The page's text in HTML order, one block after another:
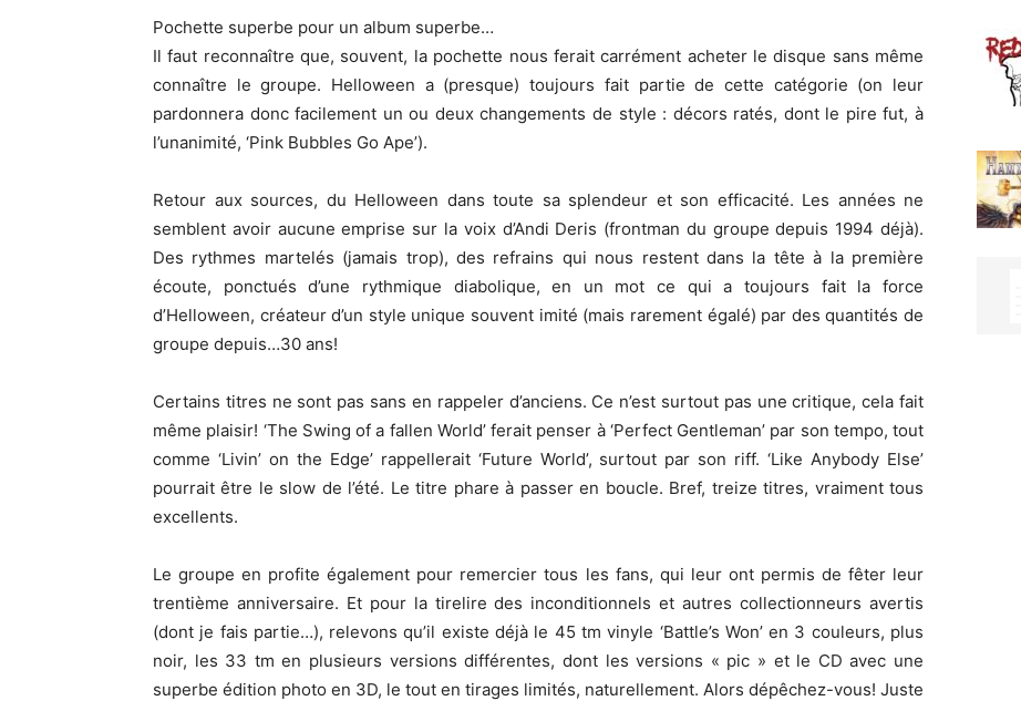
Pochette superbe pour un album superbe…
Il faut reconnaître que, souvent, la pochette nous ferait carrément acheter le disque sans même
connaître le groupe. Helloween a (presque) toujours fait partie de cette catégorie (on leur
pardonnera donc facilement un ou deux changements de style : décors ratés, dont le pire fut, à
l’unanimité, ‘Pink Bubbles Go Ape’).
Retour aux sources, du Helloween dans toute sa splendeur et son efficacité. Les années ne
semblent avoir aucune emprise sur la voix d’Andi Deris (frontman du groupe depuis 1994 déjà).
Des rythmes martelés (jamais trop), des refrains qui nous restent dans la tête à la première
écoute, ponctués d’une rythmique diabolique, en un mot ce qui a toujours fait la force
d’Helloween, créateur d’un style unique souvent imité (mais rarement égalé) par des quantités de
groupe depuis…30 ans!
Certains titres ne sont pas sans en rappeler d’anciens. Ce n’est surtout pas une critique, cela fait
même plaisir! ‘The Swing of a fallen World’ ferait penser à ‘Perfect Gentleman’ par son tempo, tout
comme ‘Livin’ on the Edge’ rappellerait ‘Future World’, surtout par son riff. ‘Like Anybody Else’
pourrait être le slow de l’été. Le titre phare à passer en boucle. Bref, treize titres, vraiment tous
excellents.
Le groupe en profite également pour remercier tous les fans, qui leur ont permis de fêter leur
trentième anniversaire. Et pour la tirelire des inconditionnels et autres collectionneurs avertis
(dont je fais partie…), relevons qu’il existe déjà le 45 tm vinyle ‘Battle’s Won’ en 3 couleurs, plus
noir, les 33 tm en plusieurs versions différentes, dont les versions « pic » et le CD avec une
superbe édition photo en 3D, le tout en tirages limités, naturellement. Alors dépêchez-vous! Juste